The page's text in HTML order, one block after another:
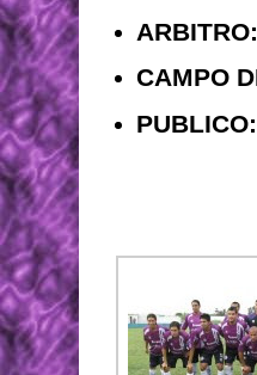
ARBITRO:
CAMPO
PUBLICO: